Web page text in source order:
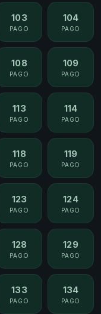
103
PAGO
104
PAGO
108
PAGO
109
PAGO
113
PAGO
114
PAGO
118
PAGO
119
PAGO
123
PAGO
124
PAGO
128
PAGO
129
PAGO
133
PAGO
134
PAGO